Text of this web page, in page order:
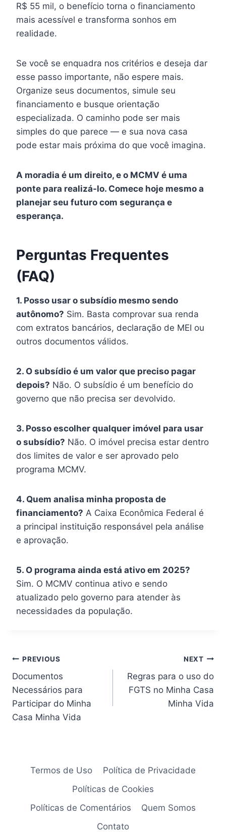
R$ 55 mil, o benefício torna o financiamento
mais acessível e transforma sonhos em
realidade.
Se você se enquadra nos critérios e deseja dar
esse passo importante, não espere mais.
Organize seus documentos, simule seu
financiamento e busque orientação
especializada. O caminho pode ser mais
simples do que parece — e sua nova casa
pode estar mais próxima do que você imagina.
A moradia é um direito, e o MCMV é uma
ponte para realizá-lo. Comece hoje mesmo a
planejar seu futuro com segurança e
esperança.
Perguntas Frequentes
(FAQ)
1. Posso usar o subsídio mesmo sendo
autônomo? Sim. Basta comprovar sua renda
com extratos bancários, declaração de MEI ou
outros documentos válidos.
2. O subsídio é um valor que preciso pagar
depois? Não. O subsídio é um benefício do
governo que não precisa ser devolvido.
3. Posso escolher qualquer imóvel para usar
o subsídio? Não. O imóvel precisa estar dentro
dos limites de valor e ser aprovado pelo
programa MCMV.
4. Quem analisa minha proposta de
financiamento? A Caixa Econômica Federal é
a principal instituição responsável pela análise
e aprovação.
5. O programa ainda está ativo em 2025?
Sim. O MCMV continua ativo e sendo
atualizado pelo governo para atender às
necessidades da população.
Navegação
de
artigos
PREVIOUS
Documentos
Necessários para
Participar do Minha
Casa Minha Vida
NEXT
Regras para o uso do
FGTS no Minha Casa
Minha Vida
Termos de Uso
Política de Privacidade
Políticas de Cookies
Políticas de Comentários
Quem Somos
Contato